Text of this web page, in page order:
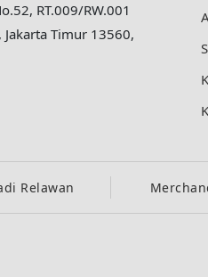
RT.009/RW.001
Jakarta Timur 13560,
Relawan